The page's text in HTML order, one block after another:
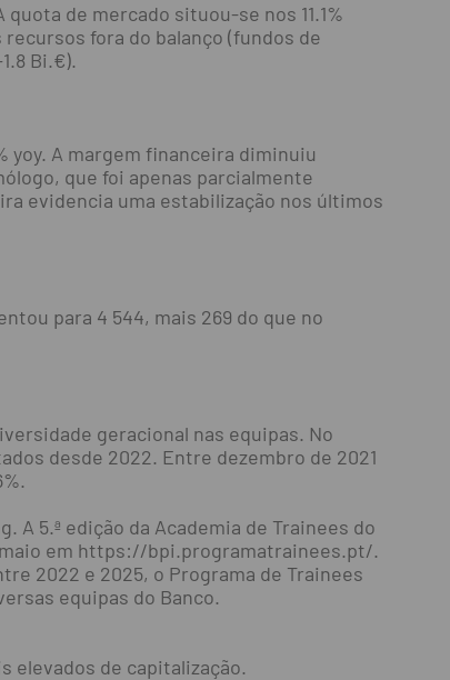
de mercado situou-se nos 11.1%
fora do balanço (fundos de
Bi.€).
yoy. A margem financeira diminuiu
que foi apenas parcialmente
evidencia uma estabilização nos últimos
para 4 544, mais 269 do que no
geracional nas equipas. No
desde 2022. Entre dezembro de 2021
A 5.ª edição da Academia de Trainees do
em https://bpi.programatrainees.pt/.
2022 e 2025, o Programa de Trainees
equipas do Banco.
elevados de capitalização.